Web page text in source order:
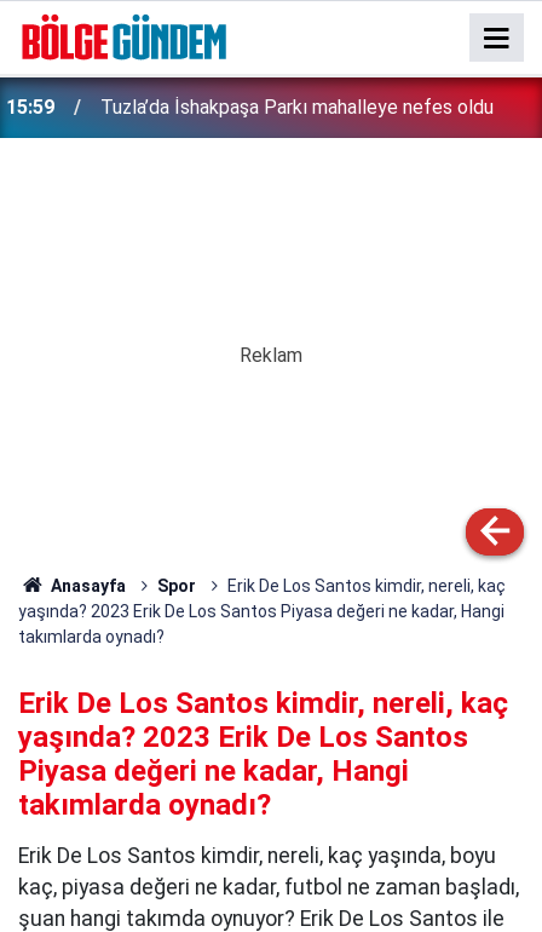
15:59 Tuzla’da İshakpaşa Parkı mahalleye nefes oldu
Anasayfa Spor
Erik De Los Santos kimdir, nereli, kaç
yaşında? 2023 Erik De Los Santos Piyasa değeri ne kadar, Hangi
takımlarda oynadı?
Erik De Los Santos kimdir, nereli, kaç
yaşında? 2023 Erik De Los Santos
Piyasa değeri ne kadar, Hangi
takımlarda oynadı?
Erik De Los Santos kimdir, nereli, kaç yaşında, boyu
kaç, piyasa değeri ne kadar, futbol ne zaman başladı,
şuan hangi takımda oynuyor? Erik De Los Santos ile